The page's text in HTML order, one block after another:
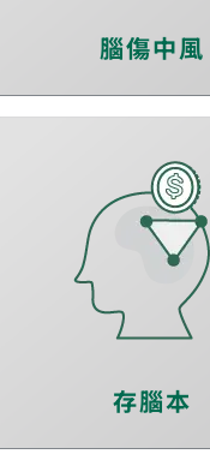
腦傷中風
存腦本
認知儲備
穩定情緒
健康睡眠